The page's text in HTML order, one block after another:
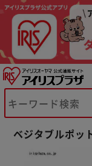
ベジタブルポ
※ご確認く